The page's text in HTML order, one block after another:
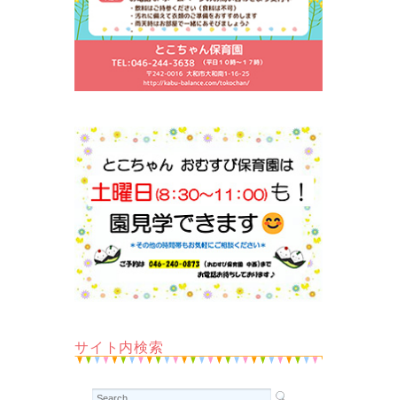
サイト内検索